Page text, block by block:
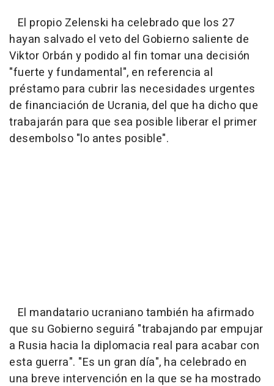
El propio Zelenski ha celebrado que los 27
hayan salvado el veto del Gobierno saliente de
Viktor Orbán y podido al fin tomar una decisión
"fuerte y fundamental", en referencia al
préstamo para cubrir las necesidades urgentes
de financiación de Ucrania, del que ha dicho que
trabajarán para que sea posible liberar el primer
desembolso "lo antes posible".
El mandatario ucraniano también ha afirmado
que su Gobierno seguirá "trabajando par empujar
a Rusia hacia la diplomacia real para acabar con
esta guerra". "Es un gran día", ha celebrado en
una breve intervención en la que se ha mostrado